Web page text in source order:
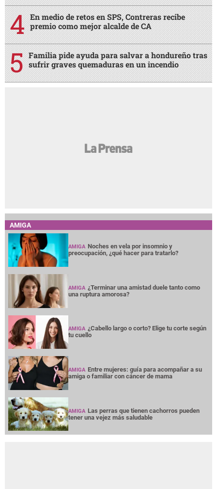
En medio de retos en SPS, Contreras recibe
premio como mejor alcalde de CA
Familia pide ayuda para salvar a hondureño tras
sufrir graves quemaduras en un incendio
AMIGA
AMIGA Noches en vela por insomnio y
preocupación, ¿qué hacer para tratarlo?
AMIGA ¿Terminar una amistad duele tanto como
una ruptura amorosa?
AMIGA ¿Cabello largo o corto? Elige tu corte según
tu cuello
AMIGA Entre mujeres: guía para acompañar a su
amiga o familiar con cáncer de mama
AMIGA Las perras que tienen cachorros pueden
tener una vejez más saludable